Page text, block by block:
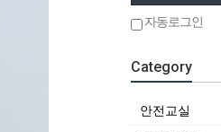
자동로그인
Category
안전교실